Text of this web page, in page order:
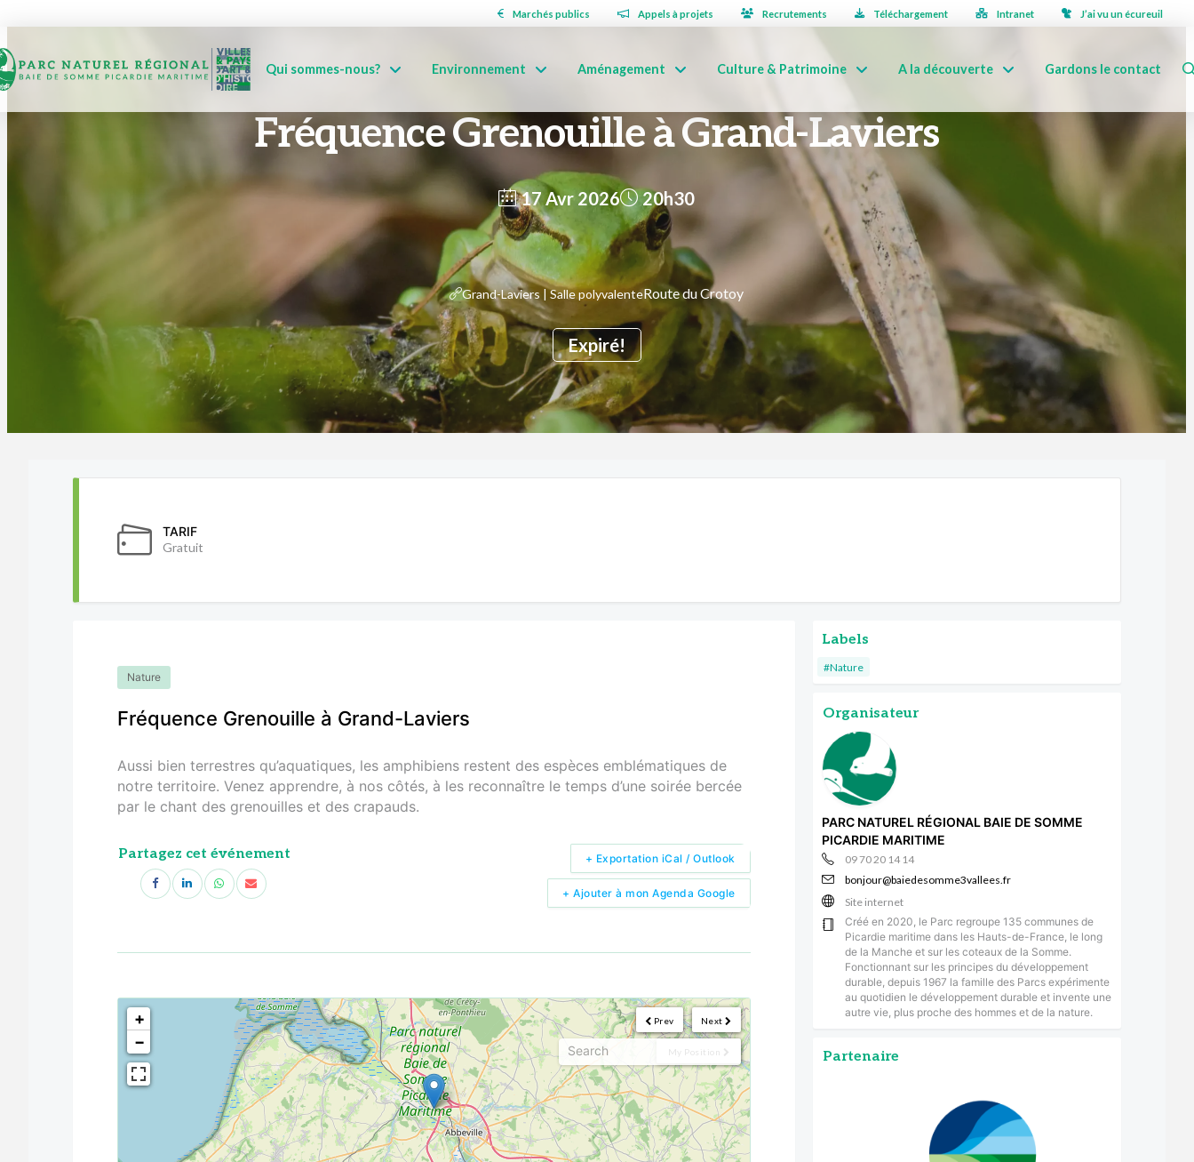
Marchés publics Appels à projets Recrutements Téléchargement Intranet J’ai vu un écureuil
Qui sommes-nous? Environnement Aménagement Culture & Patrimoine A la découverte Gardons le contact
Fréquence Grenouille à Grand-Laviers
17 Avr 2026
Expiré!
20h30
Grand-Laviers | Salle polyvalenteRoute du Crotoy
TARIF
Gratuit
Nature
Fréquence Grenouille à Grand-Laviers
Aussi bien terrestres qu’aquatiques, les amphibiens restent des espèces emblématiques de
notre territoire. Venez apprendre, à nos côtés, à les reconnaître le temps d’une soirée bercée
par le chant des grenouilles et des crapauds.
Partagez cet événement
+ Ajouter à mon Agenda Google
+ Exportation iCal / Outlook
Next
Prev
My Position
<!---->
+
−
Labels
#Nature
Organisateur
PARC NATUREL RÉGIONAL BAIE DE SOMME
PICARDIE MARITIME
09 70 20 14 14
bonjour@baiedesomme3vallees.fr
Site internet
Créé en 2020, le Parc regroupe 135 communes de
Picardie maritime dans les Hauts-de-France, le long
de la Manche et sur les coteaux de la Somme.
Fonctionnant sur les principes du développement
durable, depuis 1967 la famille des Parcs expérimente
au quotidien le développement durable et invente une
autre vie, plus proche des hommes et de la nature.
Partenaire